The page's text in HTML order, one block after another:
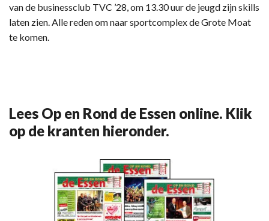
van de businessclub TVC ’28, om 13.30 uur de jeugd zijn skills
laten zien. Alle reden om naar sportcomplex de Grote Moat
te komen.
Lees Op en Rond de Essen online. Klik
op de kranten hieronder.